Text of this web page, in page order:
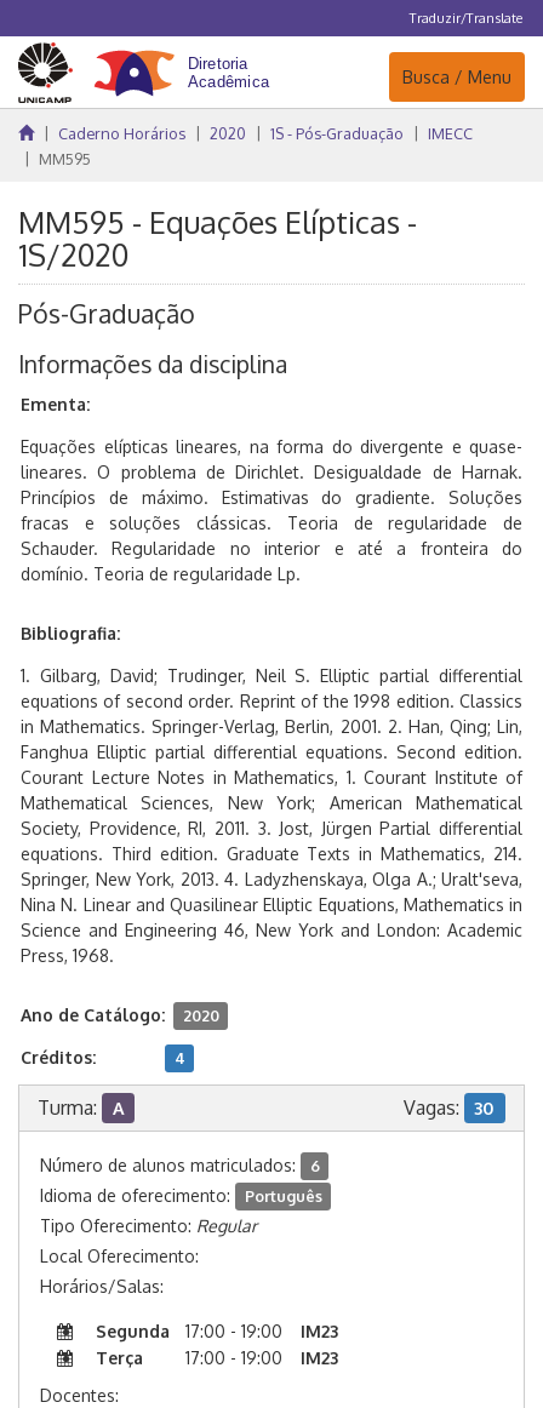
Traduzir/Translate
Navegação
Busca / Menu
Caderno Horários 2020 1S - Pós-Graduação
IMECC
MM595
MM595 - Equações Elípticas -
1S/2020
Pós-Graduação
Informações da disciplina
Ementa:
Equações elípticas lineares, na forma do divergente e quase-
lineares. O problema de Dirichlet. Desigualdade de Harnak.
Princípios de máximo. Estimativas do gradiente. Soluções
fracas e soluções clássicas. Teoria de regularidade de
Schauder. Regularidade no interior e até a fronteira do
domínio. Teoria de regularidade Lp.
Bibliografia:
1. Gilbarg, David; Trudinger, Neil S. Elliptic partial differential
equations of second order. Reprint of the 1998 edition. Classics
in Mathematics. Springer-Verlag, Berlin, 2001. 2. Han, Qing; Lin,
Fanghua Elliptic partial differential equations. Second edition.
Courant Lecture Notes in Mathematics, 1. Courant Institute of
Mathematical Sciences, New York; American Mathematical
Society, Providence, RI, 2011. 3. Jost, Jürgen Partial differential
equations. Third edition. Graduate Texts in Mathematics, 214.
Springer, New York, 2013. 4. Ladyzhenskaya, Olga A.; Uralt'seva,
Nina N. Linear and Quasilinear Elliptic Equations, Mathematics in
Science and Engineering 46, New York and London: Academic
Press, 1968.
Ano de Catálogo: 2020
Créditos: 4
Turma: A Vagas: 30
Número de alunos matriculados: 6
Idioma de oferecimento: Português
Tipo Oferecimento: Regular
Local Oferecimento:
Horários/Salas:
Segunda 17:00 - 19:00
IM23
Terça
17:00 - 19:00
IM23
Docentes: